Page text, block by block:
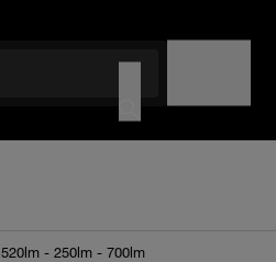
NOM
520lm - 250lm - 700lm